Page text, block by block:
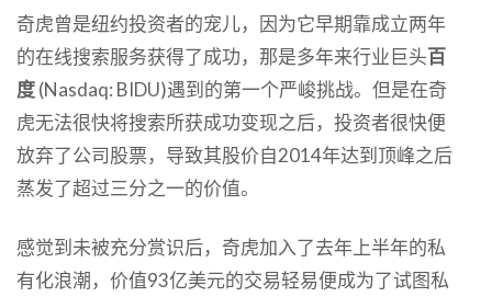
奇虎曾是纽约投资者的宠儿，因为它早期靠成立两年
的在线搜索服务获得了成功，那是多年来行业巨头百
度(Nasdaq: BIDU)遇到的第一个严峻挑战。但是在奇
虎无法很快将搜索所获成功变现之后，投资者很快便
放弃了公司股票，导致其股价自2014年达到顶峰之后
蒸发了超过三分之一的价值。
感觉到未被充分赏识后，奇虎加入了去年上半年的私
有化浪潮，价值93亿美元的交易轻易便成为了试图私